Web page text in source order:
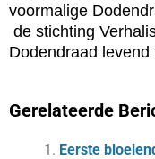
voormalige
de stichting
Dodendraad levend
Gerelateerde
Eerste